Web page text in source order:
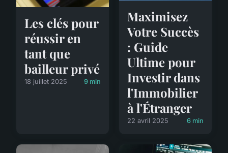
Les clés pour
réussir en
tant que
bailleur privé
18 juillet 2025 9 min
Maximisez
Votre Succès
: Guide
Ultime pour
Investir dans
l'Immobilier
à l'Étranger
22 avril 2025 6 min